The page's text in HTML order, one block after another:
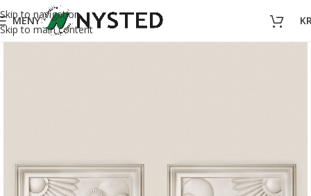
Skip to navigation
Skip to main content
MENY